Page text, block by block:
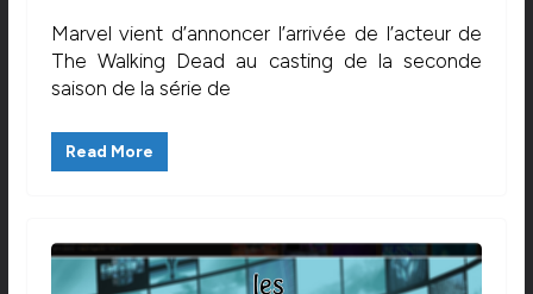
Marvel vient d’annoncer l’arrivée de l’acteur de
The Walking Dead au casting de la seconde
saison de la série de
Read More